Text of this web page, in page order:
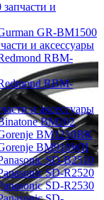
и
GR-BM1500
и аксессуары
RBM-
RBM-
и аксессуары
BM202
BM1210BK
BM910WII
SD-B2510
SD-R2520
SD-R2530